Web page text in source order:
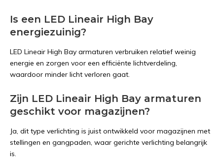
Is een LED Lineair High Bay
energiezuinig?
LED Lineair High Bay armaturen verbruiken relatief weinig
energie en zorgen voor een efficiënte lichtverdeling,
waardoor minder licht verloren gaat.
Zijn LED Lineair High Bay armaturen
geschikt voor magazijnen?
Ja, dit type verlichting is juist ontwikkeld voor magazijnen met
stellingen en gangpaden, waar gerichte verlichting belangrijk
is.